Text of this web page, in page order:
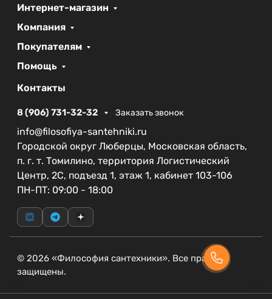
Интернет-магазин
Компания
Покупателям
Помощь
Контакты
8 (906) 731-32-32 Заказать звонок
info@filosofiya-santehniki.ru
Городской округ Люберцы, Московская область,
п. г. т. Томилино, территория Логистический
Центр, 2С, подъезд 1, этаж 1, кабинет 103-106
ПН-ПТ: 09:00 - 18:00
© 2026 «Философия сантехники». Все права
защищены.